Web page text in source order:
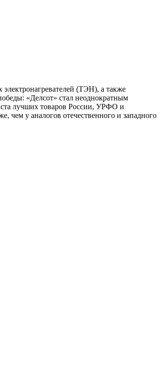
электронагревателей (ТЭН), а также
«Делсот» стал неоднократным
лучших товаров России, УРФО и
чем у аналогов отечественного и западного